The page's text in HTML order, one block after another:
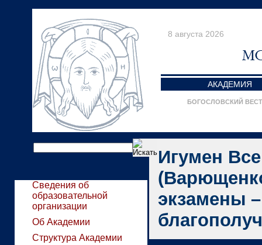
8 августа 2026
АКАДЕМИЯ
БОГОСЛОВСКИЙ
Сведения об
образовательной
организации
Об Академии
Структура Академии
Игумен
экзамены